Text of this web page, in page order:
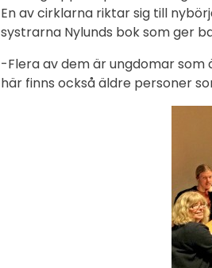
En av cirklarna riktar sig till
systrarna Nylunds bok som ger
-Flera av dem är ungdomar som
här finns också äldre personer